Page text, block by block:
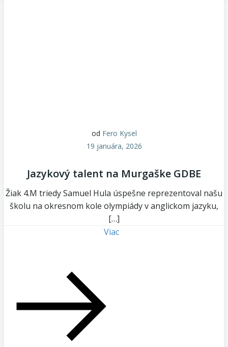
od Fero Kysel
19 januára, 2026
Jazykový talent na Murgaške GDBE
Žiak 4.M triedy Samuel Hula úspešne reprezentoval našu
školu na okresnom kole olympiády v anglickom jazyku,
[…]
Viac